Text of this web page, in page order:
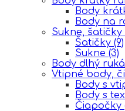
Body
Body na
Sukne, šatičky
Šatičky (9)
Sukne (3)
Body dlhý
Vtipné body,
Body s
Body s
Čiapočky